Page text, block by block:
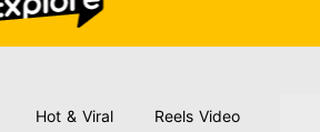
Hot & Viral Reels Video